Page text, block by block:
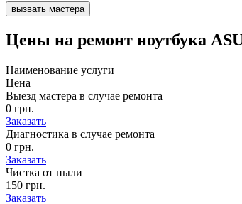
Цены на ремонт ноутбука
Наименование услуги
Цена
Выезд мастера в случае ремонта
0 грн.
Заказать
Диагностика в случае ремонта
0 грн.
Заказать
Чистка от пыли
150 грн.
Заказать